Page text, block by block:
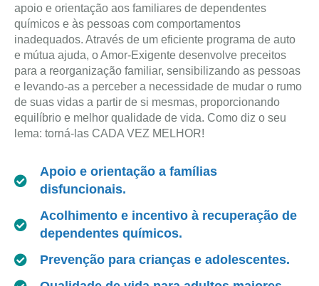
apoio e orientação aos familiares de dependentes
químicos e às pessoas com comportamentos
inadequados. Através de um eficiente programa de auto
e mútua ajuda, o Amor-Exigente desenvolve preceitos
para a reorganização familiar, sensibilizando as pessoas
e levando-as a perceber a necessidade de mudar o rumo
de suas vidas a partir de si mesmas, proporcionando
equilíbrio e melhor qualidade de vida. Como diz o seu
lema: torná-las CADA VEZ MELHOR!
Apoio e orientação a famílias
disfuncionais.
Acolhimento e incentivo à recuperação de
dependentes químicos.
Prevenção para crianças e adolescentes.